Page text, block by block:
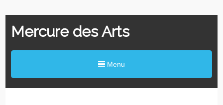
Mercure des Arts
Menu